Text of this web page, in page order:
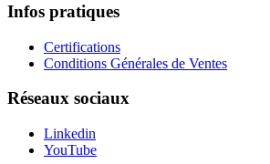
Infos pratiques
Certifications
Conditions Générales de Ventes
Réseaux sociaux
Linkedin
YouTube